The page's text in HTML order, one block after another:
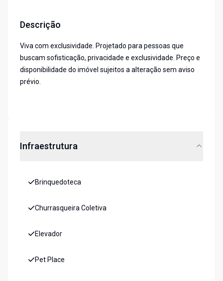
Descrição
Viva com exclusividade. Projetado para pessoas que
buscam sofisticação, privacidade e exclusividade. Preço e
disponibilidade do imóvel sujeitos a alteração sem aviso
prévio.
Infraestrutura
Brinquedoteca
Churrasqueira Coletiva
Elevador
Pet Place